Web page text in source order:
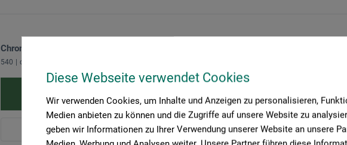
Diese Webseite verwendet Cookies
Wir verwenden Cookies, um Inhalte und Anzeigen zu personalisieren,
Medien anbieten zu können und die Zugriffe auf unsere Website zu
geben wir Informationen zu Ihrer Verwendung unserer Website an unsere
Chromoxidgrün stumpf
540 deckend